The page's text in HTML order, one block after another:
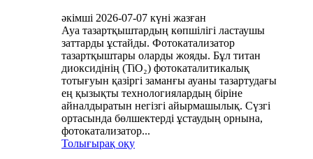
әкімші 2026-07-07 күні жазған
Ауа тазартқыштардың көпшілігі ластаушы
заттарды ұстайды. Фотокатализатор
тазартқыштары оларды жояды. Бұл титан
диоксидінің (TiO₂) фотокаталитикалық
тотығуын қазіргі заманғы ауаны тазартудағы
ең қызықты технологиялардың біріне
айналдыратын негізгі айырмашылық. Сүзгі
ортасында бөлшектерді ұстаудың орнына,
фотокатализатор...
Толығырақ оқу